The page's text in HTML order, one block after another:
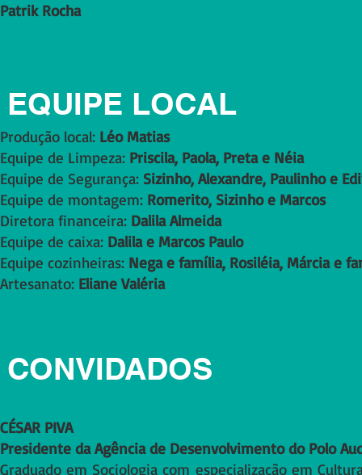
Patrik Rocha
Produção local: Léo Matias
Equipe de Limpeza: Priscila, Paola, Preta e Néia
Equipe de Segurança: Sizinho, Alexandre, Paulinho e
Equipe de montagem: Romerito, Sizinho e Marcos
Diretora financeira: Dalila Almeida
Equipe de caixa: Dalila e Marcos Paulo
Equipe cozinheiras: Nega e família, Rosiléia, Márcia e
Artesanato: Eliane Valéria
EQUIPE LOCAL
CONVIDADOS
CÉSAR PIVA
Presidente da Agência de Desenvolvimento do Polo
Graduado em Sociologia com especialização em